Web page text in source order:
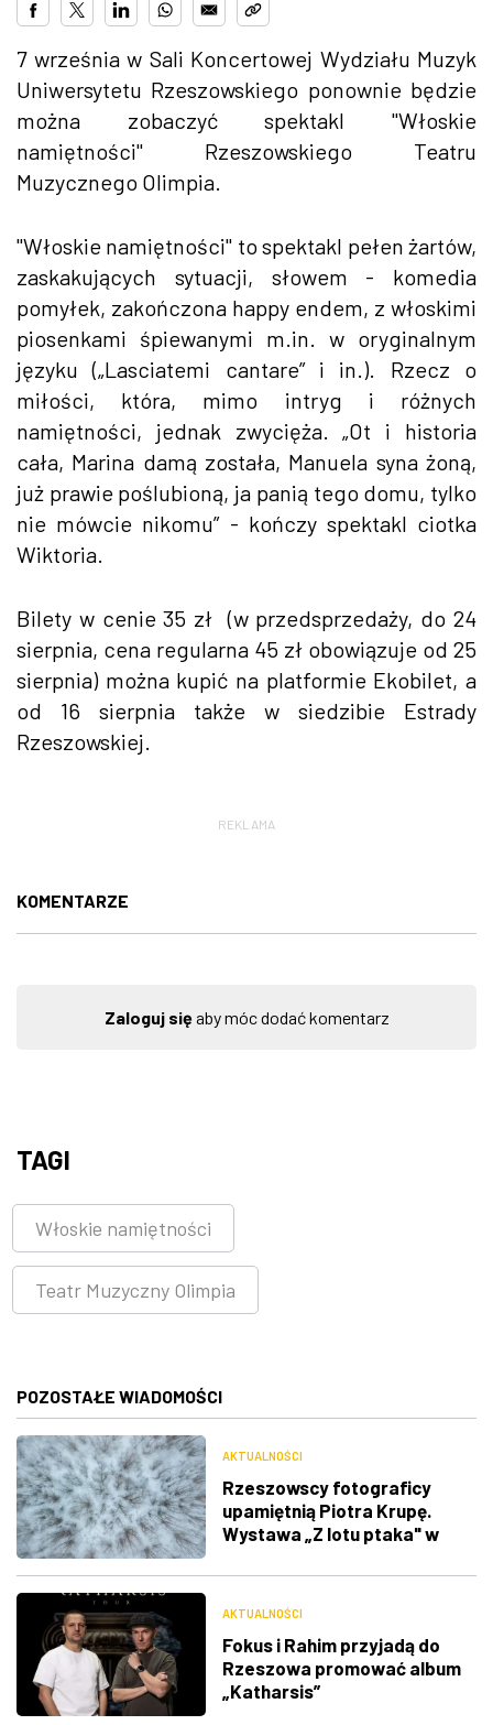
7 września w Sali Koncertowej Wydziału Muzyk
Uniwersytetu Rzeszowskiego ponownie będzie
można zobaczyć spektakl "Włoskie
namiętności" Rzeszowskiego Teatru
Muzycznego Olimpia.
"Włoskie namiętności" to spektakl pełen żartów,
zaskakujących sytuacji, słowem - komedia
pomyłek, zakończona happy endem, z włoskimi
piosenkami śpiewanymi m.in. w oryginalnym
języku („Lasciatemi cantare” i in.). Rzecz o
miłości, która, mimo intryg i różnych
namiętności, jednak zwycięża. „Ot i historia
cała, Marina damą została, Manuela syna żoną,
już prawie poślubioną, ja panią tego domu, tylko
nie mówcie nikomu” - kończy spektakl ciotka
Wiktoria.
Bilety w cenie 35 zł (w przedsprzedaży, do 24
sierpnia, cena regularna 45 zł obowiązuje od 25
sierpnia) można kupić na platformie Ekobilet, a
od 16 sierpnia także w siedzibie Estrady
Rzeszowskiej.
REKLAMA
KOMENTARZE
Zaloguj sięaby móc dodać komentarz
TAGI
Włoskie namiętności
Teatr Muzyczny Olimpia
POZOSTAŁE WIADOMOŚCI
AKTUALNOŚCI
Rzeszowscy fotograficy
upamiętnią Piotra Krupę.
Wystawa „Z lotu ptaka" w
AKTUALNOŚCI
Fokus i Rahim przyjadą do
Rzeszowa promować album
„Katharsis”